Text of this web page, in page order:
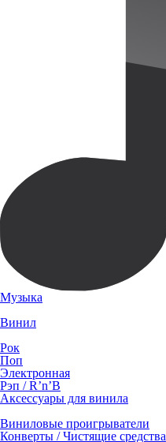
Музыка
Винил
Рок
Поп
Электронная
Рэп / R’n’B
Аксессуары для винила
Виниловые проигрыватели
Конверты / Чистящие средства